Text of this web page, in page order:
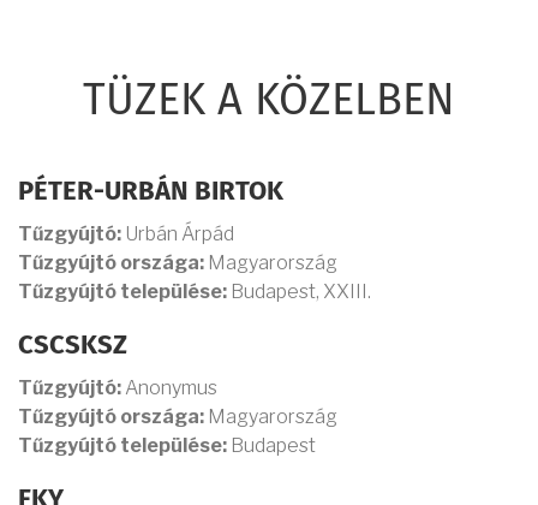
TÜZEK A KÖZELBEN
PÉTER-URBÁN BIRTOK
Tűzgyújtó: Urbán Árpád
Tűzgyújtó országa: Magyarország
Tűzgyújtó települése: Budapest, XXIII.
CSCSKSZ
Tűzgyújtó: Anonymus
Tűzgyújtó országa: Magyarország
Tűzgyújtó települése: Budapest